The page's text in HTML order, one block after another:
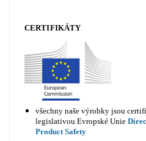
CERTIFIKÁTY
všechny naše výrobky jsou
legislativou Evropské Unie
Product Safety